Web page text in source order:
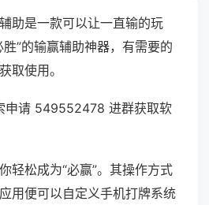
助是一款可以让一直输的玩
”的输赢辅助神器，有需要的
取使用。
申请 549552478 进群获取软
轻松成为“必赢”。其操作方式
用便可以自定义手机打牌系统